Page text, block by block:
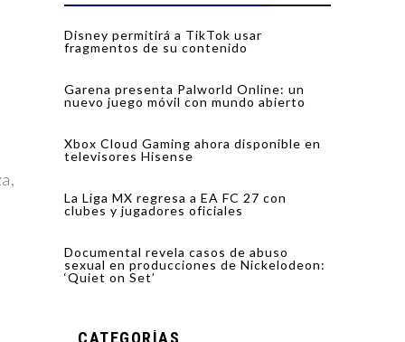
Disney permitirá a TikTok usar
fragmentos de su contenido
Garena presenta Palworld Online: un
nuevo juego móvil con mundo abierto
Xbox Cloud Gaming ahora disponible en
televisores Hisense
La Liga MX regresa a EA FC 27 con
clubes y jugadores oficiales
Documental revela casos de abuso
sexual en producciones de Nickelodeon:
‘Quiet on Set’
CATEGORÍAS